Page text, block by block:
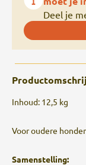
Deel je
Inhoud: 12,5 kg
Voor oudere
Samenstelling: